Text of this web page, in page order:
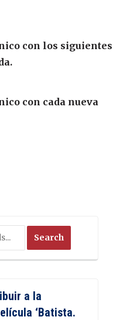
con los siguientes
con cada nueva
a la
‘Batista.